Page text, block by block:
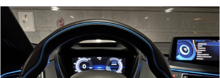
ساخت
ریموت
پورشه
اصلی